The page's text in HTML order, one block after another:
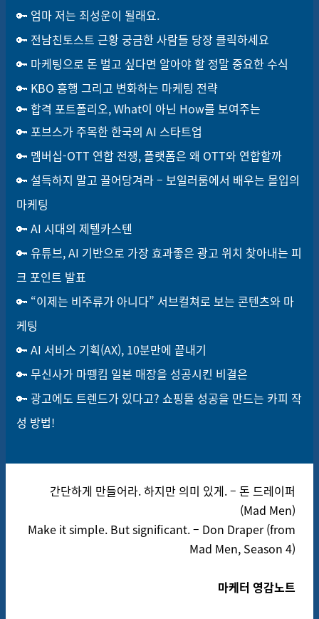
🔑 엄마 저는 최성운이 될래요.
🔑 전남친토스트 근황 궁금한 사람들 당장 클릭하세요
🔑 마케팅으로 돈 벌고 싶다면 알아야 할 정말 중요한 수식
🔑 KBO 흥행 그리고 변화하는 마케팅 전략
🔑 합격 포트폴리오, What이 아닌 How를 보여주는
🔑 포브스가 주목한 한국의 AI 스타트업
🔑 멤버십-OTT 연합 전쟁, 플랫폼은 왜 OTT와 연합할까
🔑 설득하지 말고 끌어당겨라 – 보일러룸에서 배우는 몰입의
마케팅
🔑 AI 시대의 제텔카스텐
🔑 유튜브, AI 기반으로 가장 효과좋은 광고 위치 찾아내는 피
크 포인트 발표
🔑 “이제는 비주류가 아니다” 서브컬쳐로 보는 콘텐츠와 마
케팅
🔑 AI 서비스 기획(AX), 10분만에 끝내기
🔑 무신사가 마뗑킴 일본 매장을 성공시킨 비결은
🔑 광고에도 트렌드가 있다고? 쇼핑몰 성공을 만드는 카피 작
성 방법!
간단하게 만들어라. 하지만 의미 있게. – 돈 드레이퍼
(Mad Men)
Make it simple. But significant. – Don Draper (from
Mad Men, Season 4)
마케터 영감노트